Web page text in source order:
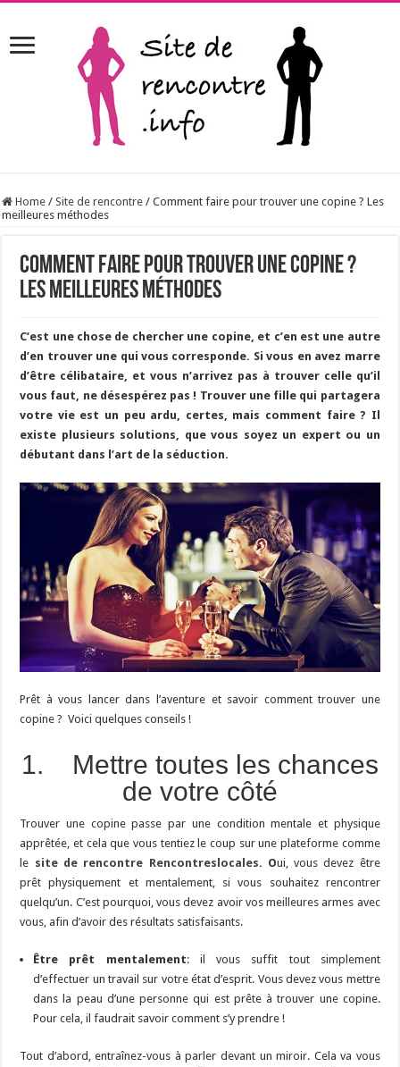
Home / Site de rencontre / Comment faire pour trouver une copine ? Les
meilleures méthodes
Comment faire pour trouver une copine ?
Les meilleures méthodes
C’est une chose de chercher une copine, et c’en est une autre
d’en trouver une qui vous corresponde. Si vous en avez marre
d’être célibataire, et vous n’arrivez pas à trouver celle qu’il
vous faut, ne désespérez pas ! Trouver une fille qui partagera
votre vie est un peu ardu, certes, mais comment faire ? Il
existe plusieurs solutions, que vous soyez un expert ou un
débutant dans l’art de la séduction.
Prêt à vous lancer dans l’aventure et savoir comment trouver une
copine ? Voici quelques conseils !
1. Mettre toutes les chances
de votre côté
Trouver une copine passe par une condition mentale et physique
apprêtée, et cela que vous tentiez le coup sur une plateforme comme
le site de rencontre Rencontreslocales. Oui, vous devez être
prêt physiquement et mentalement, si vous souhaitez rencontrer
quelqu’un. C’est pourquoi, vous devez avoir vos meilleures armes avec
vous, afin d’avoir des résultats satisfaisants.
Être prêt mentalement: il vous suffit tout simplement
d’effectuer un travail sur votre état d’esprit. Vous devez vous mettre
dans la peau d’une personne qui est prête à trouver une copine.
Pour cela, il faudrait savoir comment s’y prendre !
Tout d’abord, entraînez-vous à parler devant un miroir. Cela va vous